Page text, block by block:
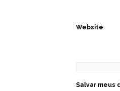
Website
Salvar meus